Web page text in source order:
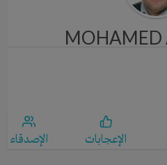
MOHAMED
الإعجابات الإصدقاء